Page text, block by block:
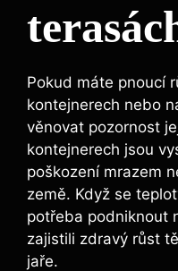
Pokud máte pnoucí
kontejnerech nebo
věnovat pozornost
kontejnerech jsou
poškození mrazem
země. Když se
potřeba podniknout
zajistili zdravý růst
jaře.